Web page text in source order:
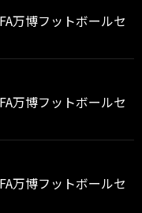
万博フットボールセ
万博フットボールセ
万博フットボールセ